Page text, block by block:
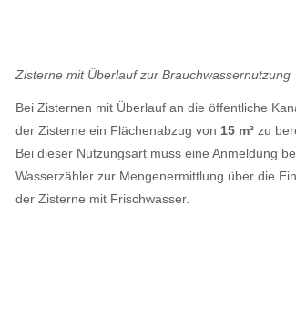
Zisterne mit Überlauf zur Brauchwassernutzung
Bei Zisternen mit Überlauf an die öffentliche
der Zisterne ein Flächenabzug von 15 m² zu
Bei dieser Nutzungsart muss eine Anmeldung
Wasserzähler zur Mengenermittlung über die
der Zisterne mit Frischwasser.